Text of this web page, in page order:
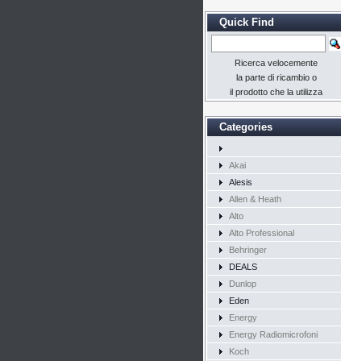
Quick Find
Ricerca velocemente
la parte di ricambio o
il prodotto che la utilizza
Categories
Akai
Alesis
Allen & Heath
Alto
Alto Professional
Behringer
DEALS
Dunlop
Eden
Energy
Energy Radiomicrofoni
Koch